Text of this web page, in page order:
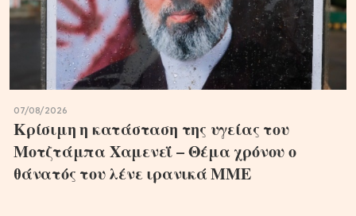
07/08/2026
Κρίσιμη η κατάσταση της υγείας του
Μοτζτάμπα Χαμενεΐ – Θέμα χρόνου ο
θάνατός του λένε ιρανικά ΜΜΕ